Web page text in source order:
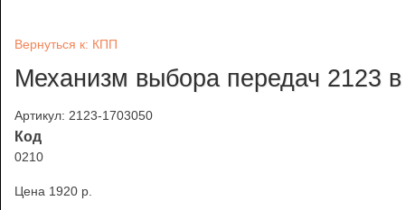
Вернуться к: КПП
Механизм выбора передач 2123
Артикул: 2123-1703050
Код
0210
Цена 1920 p.